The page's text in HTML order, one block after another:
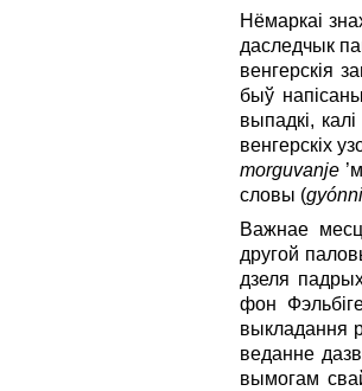
Нёмаркаі
даследчык
венгерскія
быў
выпадкі,
венгерскіх
morguvanje
словы (gyónni
Важнае
другой
дзеля
фон
выкладання
веданне
вымогам